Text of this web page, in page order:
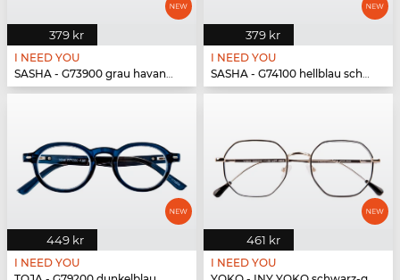
379 kr
I NEED YOU
SASHA - G73900 grau havanna
379 kr
I NEED YOU
SASHA - G74100 hellblau schwarz
449 kr
I NEED YOU
461 kr
I NEED YOU